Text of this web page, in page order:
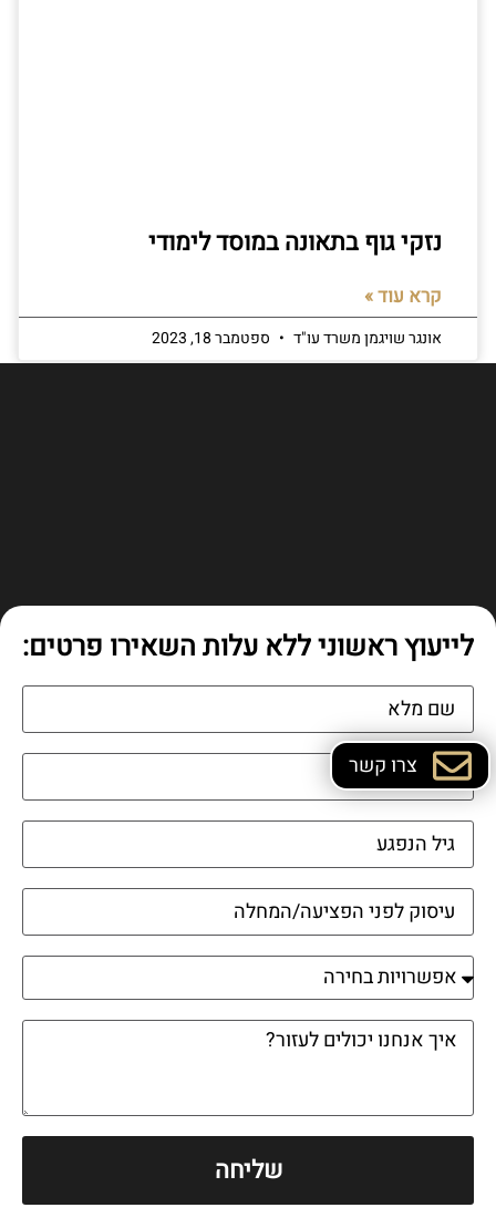
נזקי גוף בתאונה במוסד לימודי
קרא עוד »
אונגר שויגמן משרד עו"ד ספטמבר 18, 2023
לייעוץ ראשוני ללא עלות השאירו פרטים:
שליחה
צרו קשר